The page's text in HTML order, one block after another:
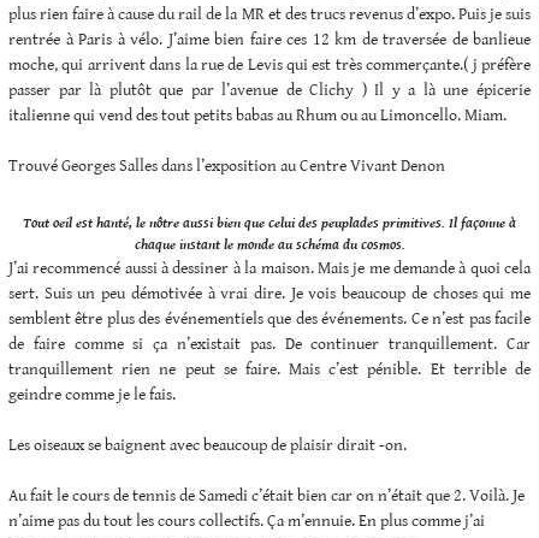
plus rien faire à cause du rail de la MR et des trucs revenus d’expo. Puis je suis
rentrée à Paris à vélo. J’aime bien faire ces 12 km de traversée de banlieue
moche, qui arrivent dans la rue de Levis qui est très commerçante.( j préfère
passer par là plutôt que par l’avenue de Clichy ) Il y a là une épicerie
italienne qui vend des tout petits babas au Rhum ou au Limoncello. Miam.
Trouvé Georges Salles dans l’exposition au Centre Vivant Denon
Tout oeil est hanté, le nôtre aussi bien que celui des peuplades primitives. Il façonne à
chaque instant le monde au schéma du cosmos.
J’ai recommencé aussi à dessiner à la maison. Mais je me demande à quoi cela
sert. Suis un peu démotivée à vrai dire. Je vois beaucoup de choses qui me
semblent être plus des événementiels que des événements. Ce n’est pas facile
de faire comme si ça n’existait pas. De continuer tranquillement. Car
tranquillement rien ne peut se faire. Mais c’est pénible. Et terrible de
geindre comme je le fais.
Les oiseaux se baignent avec beaucoup de plaisir dirait -on.
Au fait le cours de tennis de Samedi c’était bien car on n’était que 2. Voilà. Je
n’aime pas du tout les cours collectifs. Ça m’ennuie. En plus comme j’ai